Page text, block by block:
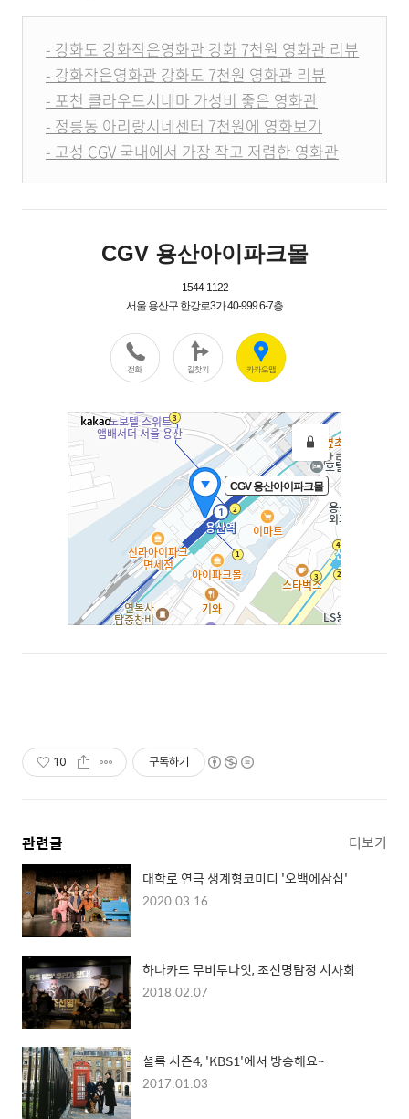
- 강화도 강화작은영화관 강화 7천원 영화관 리뷰
- 강화작은영화관 강화도 7천원 영화관 리뷰
- 포천 클라우드시네마 가성비 좋은 영화관
- 정릉동 아리랑시네센터 7천원에 영화보기
- 고성 CGV 국내에서 가장 작고 저렴한 영화관
10 구독하기
관련글 더보기
대학로 연극 생계형코미디 '오백에삼십'
2020.03.16
하나카드 무비투나잇, 조선명탐정 시사회
2018.02.07
셜록 시즌4, 'KBS1'에서 방송해요~
2017.01.03